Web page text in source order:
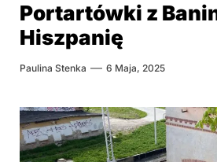
Portartówki z
Hiszpanię
Paulina Stenka 6 Maja, 2025